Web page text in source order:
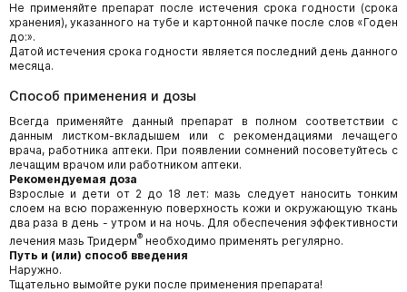
Не применяйте препарат после истечения срока годности (срока
хранения), указанного на тубе и картонной пачке после слов «Годен
до:».
Датой истечения срока годности является последний день данного
месяца.
Способ применения и дозы
Всегда применяйте данный препарат в полном соответствии с
данным листком-вкладышем или с рекомендациями лечащего
врача, работника аптеки. При появлении сомнений посоветуйтесь с
лечащим врачом или работником аптеки.
Рекомендуемая доза
Взрослые и дети от 2 до 18 лет: мазь следует наносить тонким
слоем на всю пораженную поверхность кожи и окружающую ткань
два раза в день - утром и на ночь. Для обеспечения эффективности
лечения мазь Тридерм® необходимо применять регулярно.
Путь и (или) способ введения
Наружно.
Тщательно вымойте руки после применения препарата!